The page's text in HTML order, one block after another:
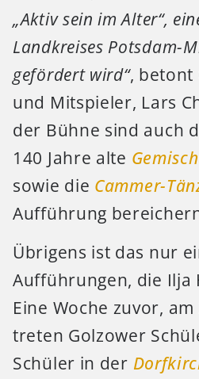
„Aktiv sein im Alter“,
Landkreises Potsdam-
gefördert wird“, betont
und Mitspieler, Lars
der Bühne sind auch
140 Jahre alte
sowie die Cammer-
Aufführung
Übrigens ist das nur
Aufführungen, die Ilja
Eine Woche zuvor, am
treten Golzower
Schüler in der